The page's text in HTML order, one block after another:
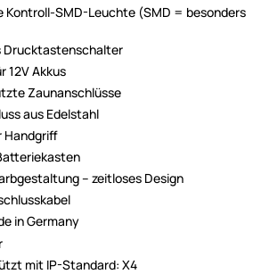
SMD-Leuchte (SMD = besonders
Drucktastenschalter
12V Akkus
Zaunanschlüsse
aus Edelstahl
Handgriff
– zeitloses Design
in Germany
mit IP-Standard: X4